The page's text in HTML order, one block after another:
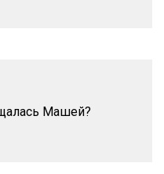
Машей?